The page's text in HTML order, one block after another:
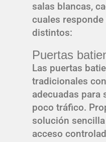
salas blancas,
cuales
distintos:
Puertas
Las puertas
tradicionales
adecuadas para
poco tráfico.
solución
acceso